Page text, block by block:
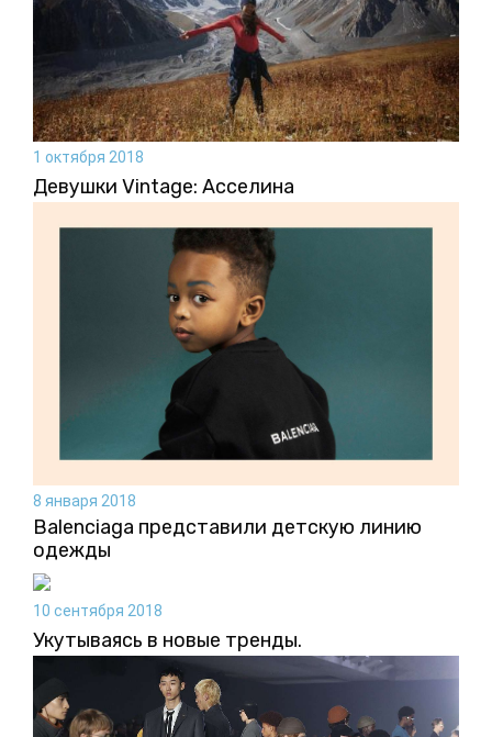
1 октября 2018
Девушки Vintage: Асселина
8 января 2018
Balenciaga представили детскую линию
одежды
10 сентября 2018
Укутываясь в новые тренды.